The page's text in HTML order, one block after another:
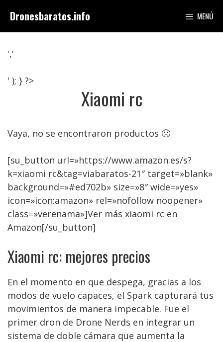
contenido
Dronesbaratos.info MENÚ
','
' ); } ?>
Xiaomi rc
Vaya, no se encontraron productos 🙁
[su_button url=»https://www.amazon.es/s?
k=xiaomi rc&tag=viabaratos-21″ target=»blank»
background=»#ed702b» size=»8″ wide=»yes»
icon=»icon:amazon» rel=»nofollow noopener»
class=»verenama»]Ver más xiaomi rc en
Amazon[/su_button]
Xiaomi rc: mejores precios
En el momento en que despega, gracias a los
modos de vuelo capaces, el Spark capturará tus
movimientos de manera impecable. Fue el
primer dron de Drone Nerds en integrar un
sistema de doble cámara que aumenta la